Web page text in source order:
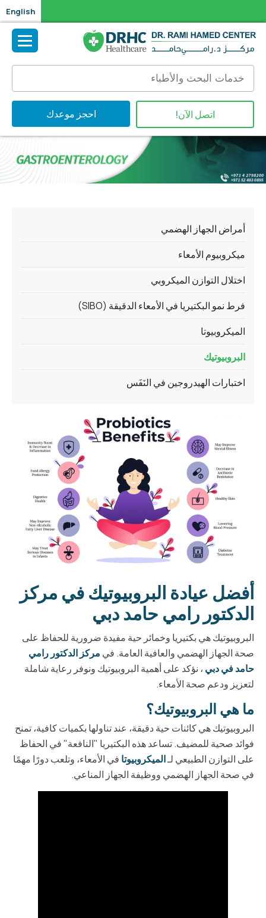
English
احجز موعدك اتصل الآن!
أمراض الجهاز الهضمي
ميكروبيوم الأمعاء
اختلال التوازن الميكروبي
فرط نمو البكتيريا في الأمعاء الدقيقة (SIBO)
الميكروبيوتا
البروبيوتيك
اختبارات الهيدروجين في النَفَس
أفضل عيادة البروبيوتيك في مركز
الدكتور رامي حامد دبي
البروبيوتيك هي بكتيريا وخمائر حية مفيدة ضرورية للحفاظ على
صحة الجهاز الهضمي والعافية العامة. في مركز الدكتور رامي
حامد في دبي ، نؤكد على أهمية البروبيوتيك ونوفر رعاية شاملة
لتعزيز ودعم صحة الأمعاء.
ما هي البروبيوتيك؟
البروبيوتيك هي كائنات حية دقيقة، عند تناولها بكميات كافية، تمنح
فوائد صحية للمضيف. تساعد هذه البكتيريا "النافعة" في الحفاظ
على التوازن الطبيعي لـالميكروبيوتا في الأمعاء، وتلعب دورًا مهمًا
في صحة الجهاز الهضمي ووظيفة الجهاز المناعي.